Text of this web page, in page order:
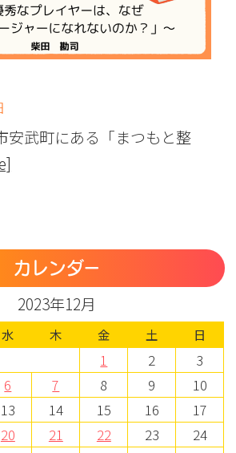
安武町にある「まつもと整
カレンダー
2023年12月
水 木 金 土 日
1 2
3
6 7 8 9
10
13 14 15 16
17
20 21 22 23
24